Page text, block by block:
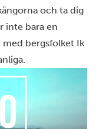
och ta dig
inte bara en
bergsfolket Ik